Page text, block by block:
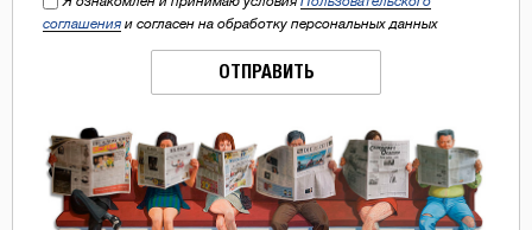
соглашения и согласен на обработку персональных данных
ОТПРАВИТЬ